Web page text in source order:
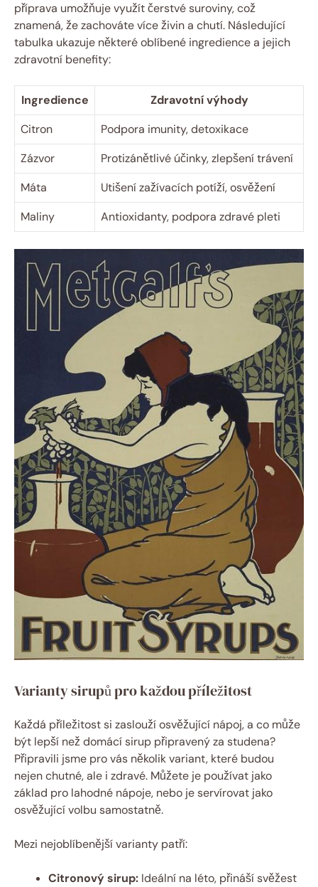
příprava umožňuje využít čerstvé suroviny, což
znamená, že zachováte více živin a chutí. Následující
tabulka ukazuje některé oblíbené ingredience a jejich
zdravotní benefity:
Ingredience
Zdravotní výhody
Citron
Podpora imunity, detoxikace
Zázvor
Protizánětlivé účinky, zlepšení trávení
Máta
Utišení zažívacích potíží, osvěžení
Maliny
Antioxidanty, podpora zdravé pleti
Varianty sirupů pro každou příležitost
Každá příležitost si zaslouží osvěžující nápoj, a co může
být lepší než domácí sirup připravený za studena?
Připravili jsme pro vás několik variant, které budou
nejen chutné, ale i zdravé. Můžete je používat jako
základ pro lahodné nápoje, nebo je servírovat jako
osvěžující volbu samostatně.
Mezi nejoblíbenější varianty patří:
Citronový sirup: Ideální na léto, přináší svěžest